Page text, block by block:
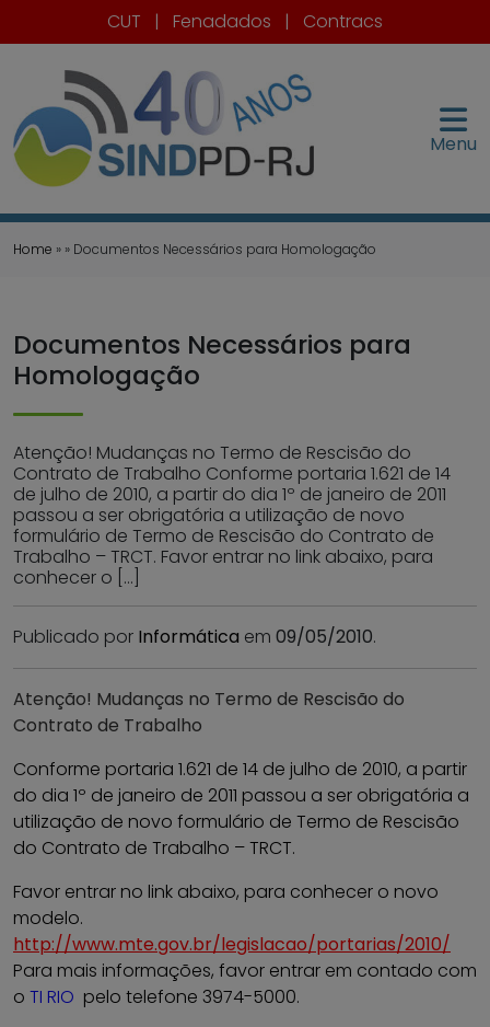
CUT | Fenadados | Contracs
Menu
Home » » Documentos Necessários para Homologação
Documentos Necessários para
Homologação
Atenção! Mudanças no Termo de Rescisão do
Contrato de Trabalho Conforme portaria 1.621 de 14
de julho de 2010, a partir do dia 1º de janeiro de 2011
passou a ser obrigatória a utilização de novo
formulário de Termo de Rescisão do Contrato de
Trabalho – TRCT. Favor entrar no link abaixo, para
conhecer o […]
Publicado por Informática em 09/05/2010.
Atenção! Mudanças no Termo de Rescisão do
Contrato de Trabalho
Conforme portaria 1.621 de 14 de julho de 2010, a partir
do dia 1º de janeiro de 2011 passou a ser obrigatória a
utilização de novo formulário de Termo de Rescisão
do Contrato de Trabalho – TRCT.
Favor entrar no link abaixo, para conhecer o novo
modelo.
http://www.mte.gov.br/legislacao/portarias/2010/
Para mais informações, favor entrar em contado com
o TI RIO pelo telefone 3974-5000.